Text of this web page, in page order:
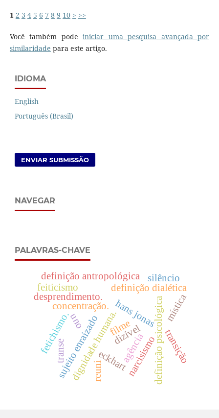
1 2 3 4 5 6 7 8 9 10 > >>
Você também podeiniciar uma pesquisa avançada por
similaridade para este artigo.
IDIOMA
English
Português (Brasil)
ENVIAR SUBMISSÃO
NAVEGAR
PALAVRAS-CHAVE
hans jonas
dignidade humana. definição psicológica
definição dialética
definição antropológica
concentração.
transe
filme
sujeito enraizado agência
desprendimento.
fetichismo.uno
silêncio
mística
eckhart
dizível transição
narcisismo
feiticismo
reuni